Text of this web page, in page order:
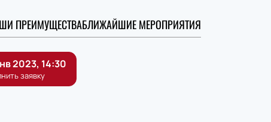
ПРЕИМУЩЕСТВАБЛИЖАЙШИЕ МЕРОПРИЯТИЯ